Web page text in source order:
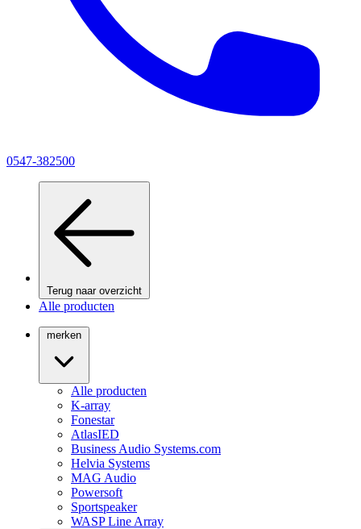
0547-382500
Terug naar overzicht
Alle producten
merken
Alle producten
K-array
Fonestar
AtlasIED
Business Audio Systems.com
Helvia Systems
MAG Audio
Powersoft
Sportspeaker
WASP Line Array